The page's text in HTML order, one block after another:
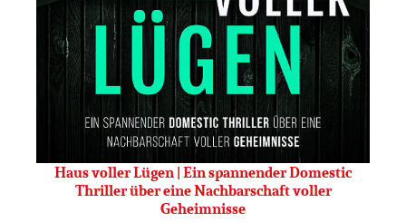
Haus voller Lügen | Ein spannender Domestic
Thriller über eine Nachbarschaft voller
Geheimnisse